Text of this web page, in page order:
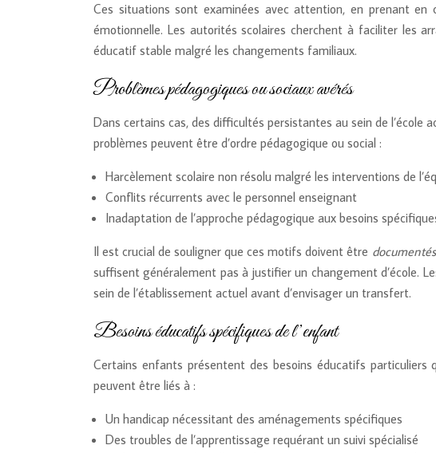
Ces situations sont examinées avec attention, en prenant
émotionnelle. Les autorités scolaires cherchent à faciliter les
éducatif stable malgré les changements familiaux.
Problèmes pédagogiques ou sociaux avérés
Dans certains cas, des difficultés persistantes au sein de l’école
problèmes peuvent être d’ordre pédagogique ou social :
Harcèlement scolaire non résolu malgré les interventions de
Conflits récurrents avec le personnel enseignant
Inadaptation de l’approche pédagogique aux besoins
Il est crucial de souligner que ces motifs doivent être
suffisent généralement pas à justifier un changement d’école.
sein de l’établissement actuel avant d’envisager un transfert.
Besoins éducatifs spécifiques de l’enfant
Certains enfants présentent des besoins éducatifs particuliers
peuvent être liés à :
Un handicap nécessitant des aménagements spécifiques
Des troubles de l’apprentissage requérant un suivi spécialisé